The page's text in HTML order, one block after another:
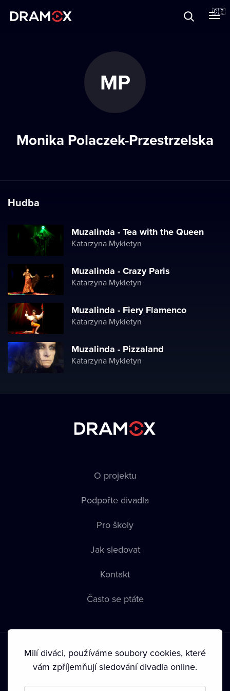
🇨🇿
MP
Monika Polaczek-Przestrzelska
Hudba
Muzalinda - Tea with the Queen
Katarzyna Mykietyn
Muzalinda - Crazy Paris
Katarzyna Mykietyn
Muzalinda - Fiery Flamenco
Katarzyna Mykietyn
Muzalinda - Pizzaland
Katarzyna Mykietyn
O projektu
Podpořte divadla
Pro školy
Jak sledovat
Kontakt
Často se ptáte
Milí diváci, používáme soubory cookies, které
vám zpříjemňují sledování divadla online.